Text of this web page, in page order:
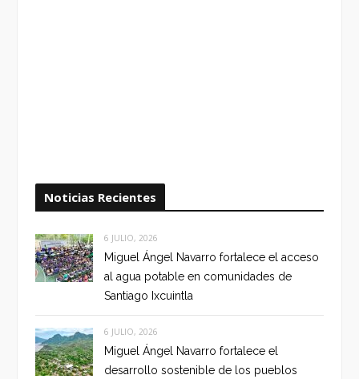
Noticias Recientes
6 JULIO, 2026
Miguel Ángel Navarro fortalece el acceso
al agua potable en comunidades de
Santiago Ixcuintla
6 JULIO, 2026
Miguel Ángel Navarro fortalece el
desarrollo sostenible de los pueblos